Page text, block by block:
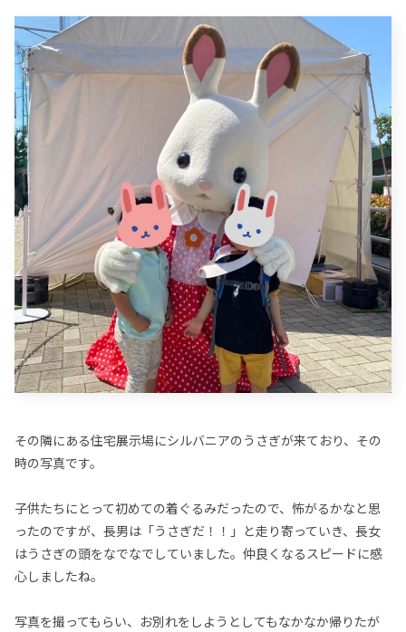
その隣にある住宅展示場にシルバニアのうさぎが来ており、その
時の写真です。
子供たちにとって初めての着ぐるみだったので、怖がるかなと思
ったのですが、長男は「うさぎだ！！」と走り寄っていき、長女
はうさぎの頭をなでなでしていました。仲良くなるスピードに感
心しましたね。
写真を撮ってもらい、お別れをしようとしてもなかなか帰りたが